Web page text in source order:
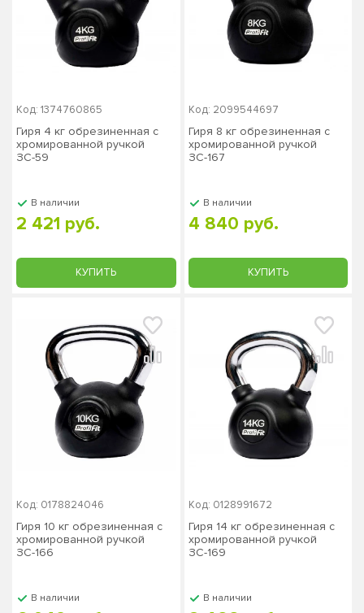
Код: 1374760865
Гиря 4 кг обрезиненная с
хромированной ручкой
ЗС-59
В наличии
2 421 руб.
КУПИТЬ
Код: 2099544697
Гиря 8 кг обрезиненная с
хромированной ручкой
ЗС-167
В наличии
4 840 руб.
КУПИТЬ
Код: 0178824046
Гиря 10 кг обрезиненная с
хромированной ручкой
ЗС-166
В наличии
Код: 0128991672
Гиря 14 кг обрезиненная с
хромированной ручкой
ЗС-169
В наличии